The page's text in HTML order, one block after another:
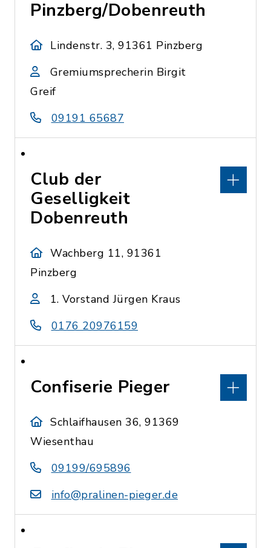
Pinzberg/Dobenreuth
Lindenstr. 3, 91361 Pinzberg
Gremiumsprecherin Birgit
Greif
09191 65687
Club der
Geselligkeit
Dobenreuth
Wachberg 11, 91361
Pinzberg
1. Vorstand Jürgen Kraus
0176 20976159
Confiserie Pieger
Schlaifhausen 36, 91369
Wiesenthau
09199/695896
info@pralinen-pieger.de